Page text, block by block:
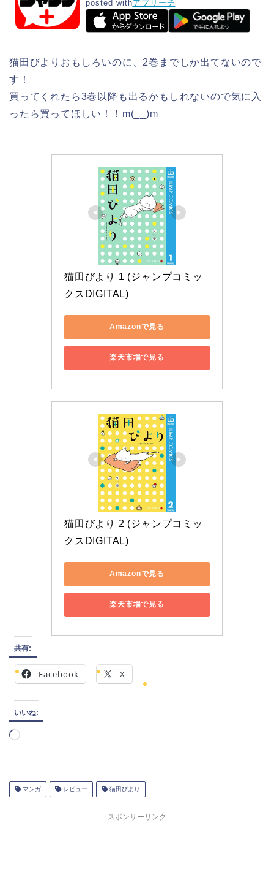
posted withアプリーチ
猫田びよりおもしろいのに、2巻までしか出てないので
す！
買ってくれたら3巻以降も出るかもしれないので気に入
ったら買ってほしい！！m(__)m
猫田びより 1 (ジャンプコミッ
クスDIGITAL)
Amazonで見る
楽天市場で見る
猫田びより 2 (ジャンプコミッ
クスDIGITAL)
Amazonで見る
楽天市場で見る
共有:
Facebook X
いいね:
読
中…
マンガ レビュー 猫田びより
スポンサーリンク